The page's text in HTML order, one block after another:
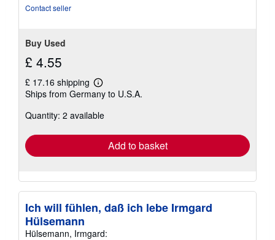
Contact seller
Buy Used
£ 4.55
£ 17.16 shipping
Learn
more
shipping
Ships from Germany to U.S.A.
Quantity: 2 available
Add to basket
Ich will fühlen, daß ich lebe Irmgard
Hülsemann
Hülsemann, Irmgard: